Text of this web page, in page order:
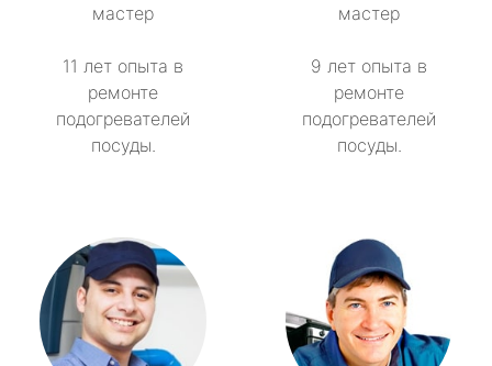
мастер
11 лет опыта в
ремонте
подогревателей
посуды.
мастер
9 лет опыта в
ремонте
подогревателей
посуды.